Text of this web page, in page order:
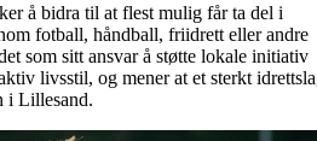
å bidra til at flest mulig får ta del i
fotball, håndball, friidrett eller andre
som sitt ansvar å støtte lokale initiativ
livsstil, og mener at et sterkt
i Lillesand.